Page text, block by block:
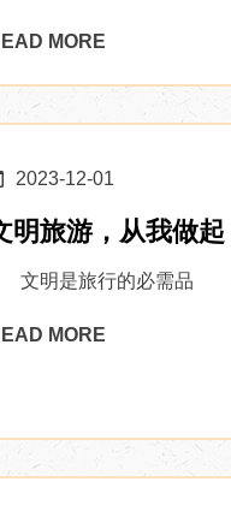
MORE
2023-12-01
明旅游，从我做起
明是旅行的必需品
MORE